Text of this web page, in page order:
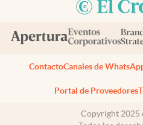
ContactoCanales de
Portal de Proveedores
Copyright 2025